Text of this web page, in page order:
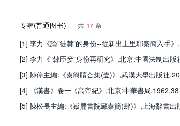
专著(普通图书) 共 17 条
[1] 李力《論"徒隸"的身份--從新出土里耶秦簡入手
[2] 李力《"隸臣妾"身份再研究》,北京:中國法制出版
[3] 陳偉主編:《秦簡牘合集(壹)》,武漢大學出版社
[4] 《漢書》卷一《高帝紀》,北京:中華書局,1962,38
[5] 陳松長主編:《嶽麓書院藏秦簡(肆)》,上海辭書出